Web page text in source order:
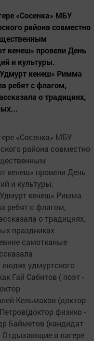
«Сосенка» МБУ
района совместно
кенеш» провели День
и культуры.
кенеш» Римма
ребят с флагом,
о традициях,
«Сосенка» МБУ
района совместно
кенеш» провели День
и культуры.
кенеш» Римма
ребят с флагом,
о традициях,
праздниках
самотканые
удмуртского
Гай Сабитов ( поэт -
Кельмаков (доктор
физико -
Байметов (кандидат
Отдыхающие в лагере